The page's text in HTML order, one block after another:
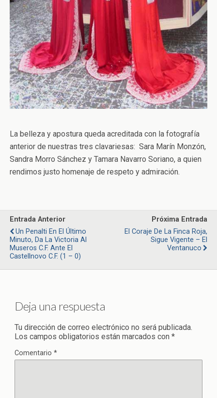
La belleza y apostura queda acreditada con la fotografía
anterior de nuestras tres clavariesas: Sara Marín Monzón,
Sandra Morro Sánchez y Tamara Navarro Soriano, a quien
rendimos justo homenaje de respeto y admiración.
Entrada Anterior
Un Penalti En El Último
Minuto, Da La Victoria Al
Museros C.F. Ante El
Castellnovo C.F. (1 – 0)
Próxima Entrada
El Coraje De La Finca Roja,
Sigue Vigente – El
Ventanuco
Deja una respuesta
Tu dirección de correo electrónico no será publicada.
Los campos obligatorios están marcados con *
Comentario *